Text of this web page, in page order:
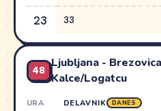
23
33
48 Ljubljana -
Kalce/Logatcu
URA DELAVNIK DANES